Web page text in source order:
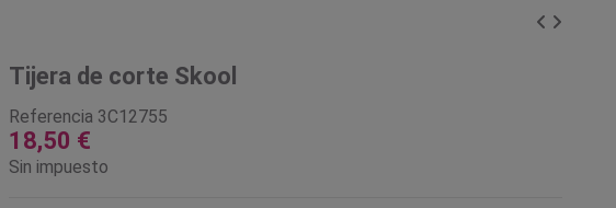
Tijera de corte Skool
Referencia 3C12755
18,50 €
Sin impuesto